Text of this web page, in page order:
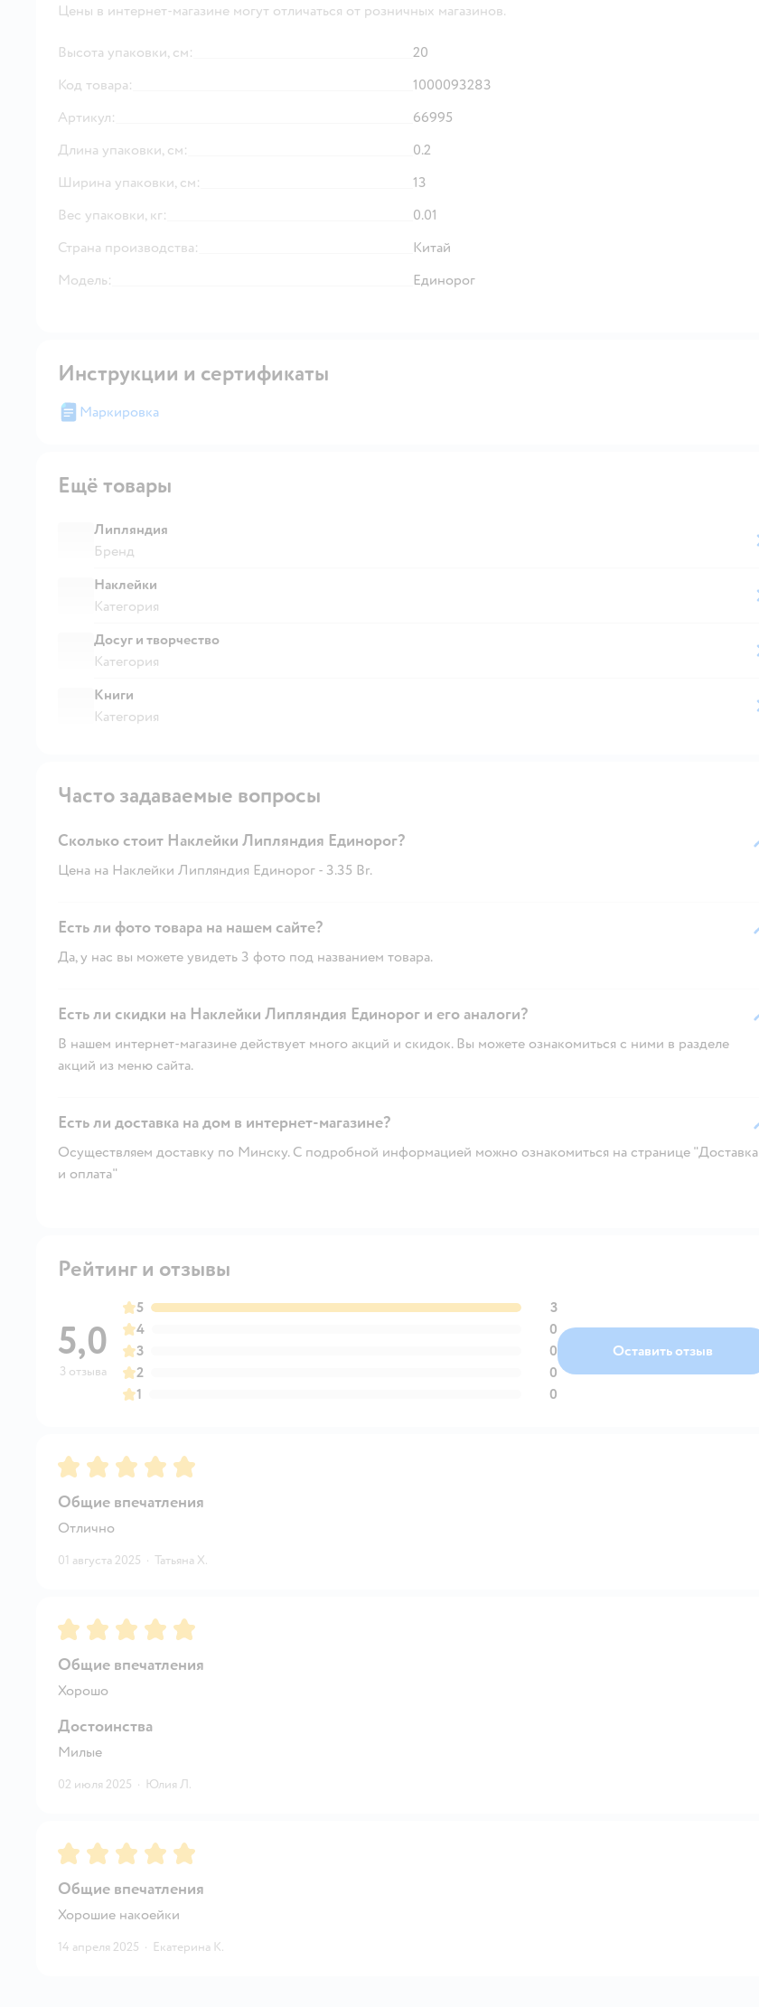
Цены в интернет-магазине могут отличаться от розничных магазинов.
Высота упаковки, см:
20
Код товара:
1000093283
Артикул:
66995
Длина упаковки, см:
0.2
Ширина упаковки, см:
13
Вес упаковки, кг:
0.01
Страна производства:
Китай
Модель:
Единорог
Инструкции и сертификаты
Маркировка
Ещё товары
Липляндия
Бренд
Наклейки
Категория
Досуг и творчество
Категория
Книги
Категория
Часто задаваемые вопросы
Сколько стоит Наклейки Липляндия Единорог?
Цена на Наклейки Липляндия Единорог - 3.35 Br.
Есть ли фото товара на нашем сайте?
Да, у нас вы можете увидеть 3 фото под названием товара.
Есть ли скидки на Наклейки Липляндия Единорог и его аналоги?
В нашем интернет-магазине действует много акций и скидок. Вы можете ознакомиться с ними в разделе
акций из меню сайта.
Есть ли доставка на дом в интернет-магазине?
Осуществляем доставку по Минску. С подробной информацией можно ознакомиться на странице "Доставка
и оплата"
Рейтинг и отзывы
5,0
3 отзыва
5
3
4
0
3
0
2
0
1
0
Оставить отзыв
Рейтинг:5
Общие впечатления
Отлично
01 августа 2025 · Татьяна Х.
Рейтинг:5
Общие впечатления
Хорошо
Достоинства
Милые
02 июля 2025 · Юлия Л.
Рейтинг:5
Общие впечатления
Хорошие накоейки
14 апреля 2025 · Екатерина К.